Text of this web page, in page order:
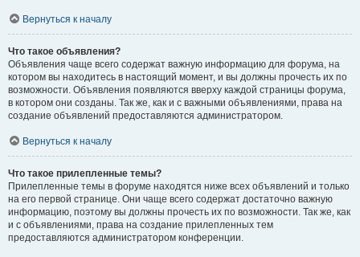
Вернуться к началу
Что такое объявления?
Объявления чаще всего содержат важную информацию для форума, на
котором вы находитесь в настоящий момент, и вы должны прочесть их по
возможности. Объявления появляются вверху каждой страницы форума,
в котором они созданы. Так же, как и с важными объявлениями, права на
создание объявлений предоставляются администратором.
Вернуться к началу
Что такое прилепленные темы?
Прилепленные темы в форуме находятся ниже всех объявлений и только
на его первой странице. Они чаще всего содержат достаточно важную
информацию, поэтому вы должны прочесть их по возможности. Так же, как
и с объявлениями, права на создание прилепленных тем
предоставляются администратором конференции.